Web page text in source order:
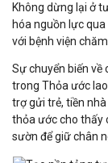
Không dừng lại ở
hóa nguồn lực
với bệnh viện
Sự chuyển biến
trong Thỏa ước
trợ gửi trẻ, tiền
thỏa ước cho thấy
sườn để giữ chân